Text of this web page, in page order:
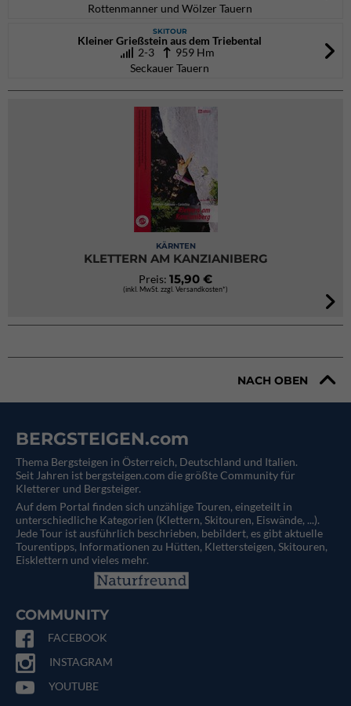
Rottenmanner und Wölzer Tauern
SKITOUR
Kleiner Grießstein aus dem Triebental
2-3 959 Hm
Seckauer Tauern
KÄRNTEN
KLETTERN AM KANZIANIBERG
Preis: 15,90 €
(inkl. MwSt. zzgl. Versandkosten*)
NACH OBEN
BERGSTEIGEN.com
Thema Bergsteigen in Österreich, Deutschland und Italien.
Seit Jahren ist bergsteigen.com die größte Community für
Kletterer und Bergsteiger.
Auf dem Portal finden sich unzählige Touren, eingeteilt in
unterschiedliche Kategorien (Klettern, Skitouren, Eiswände, ...).
Jede Tour ist ausführlich beschrieben, bebildert, es gibt aktuelle
Tourentipps, Informationen zu Hütten, Klettersteigen, Skitouren,
Eisklettern und vieles mehr.
COMMUNITY
FACEBOOK
INSTAGRAM
YOUTUBE